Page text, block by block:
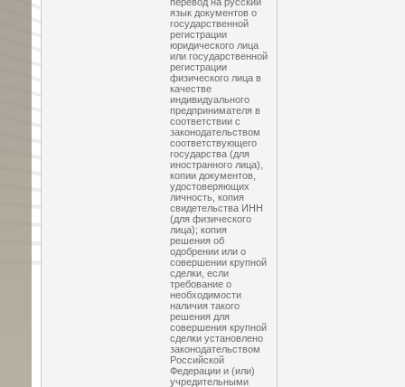
язык документов о
государственной
регистрации
юридического лица
или государственной
регистрации
физического лица в
качестве
индивидуального
предпринимателя в
соответствии с
законодательством
соответствующего
государства (для
иностранного лица),
копии документов,
удостоверяющих
личность, копия
свидетельства ИНН
(для физического
лица); копия
решения об
одобрении или о
совершении крупной
сделки, если
требование о
необходимости
наличия такого
решения для
совершения крупной
сделки установлено
законодательством
Российской
Федерации и (или)
учредительными